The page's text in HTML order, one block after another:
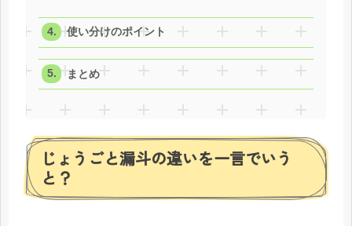
使い分けのポイント
まとめ
じょうごと漏斗の違いを一言でいう
と？